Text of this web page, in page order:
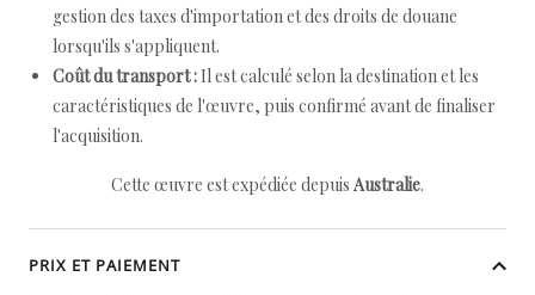
gestion des taxes d'importation et des droits de douane
lorsqu'ils s'appliquent.
Coût du transport : Il est calculé selon la destination et les
caractéristiques de l'œuvre, puis confirmé avant de finaliser
l'acquisition.
Cette œuvre est expédiée depuis Australie.
PRIX ET PAIEMENT